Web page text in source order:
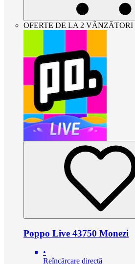
OFERTE DE LA 2 VÂNZĂTORI
Poppo Live 43750 Monezi
•
Reîncărcare directă